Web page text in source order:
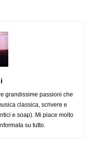
grandissime passioni che
classica, scrivere e
e soap). Mi piace molto
su tutto.